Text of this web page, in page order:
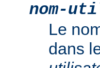
nom-
Le
dans